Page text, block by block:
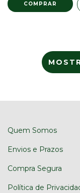
COMPRAR
Quem Somos
Envios e Prazos
Compra Segura
Política de